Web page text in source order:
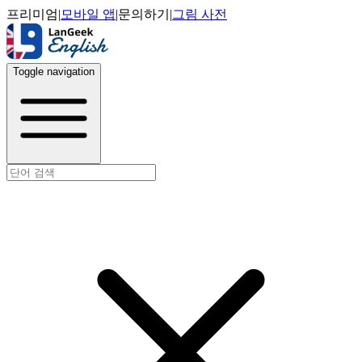
프리미엄| 모바일 앱|문의하기 |그림 사전
Toggle navigation